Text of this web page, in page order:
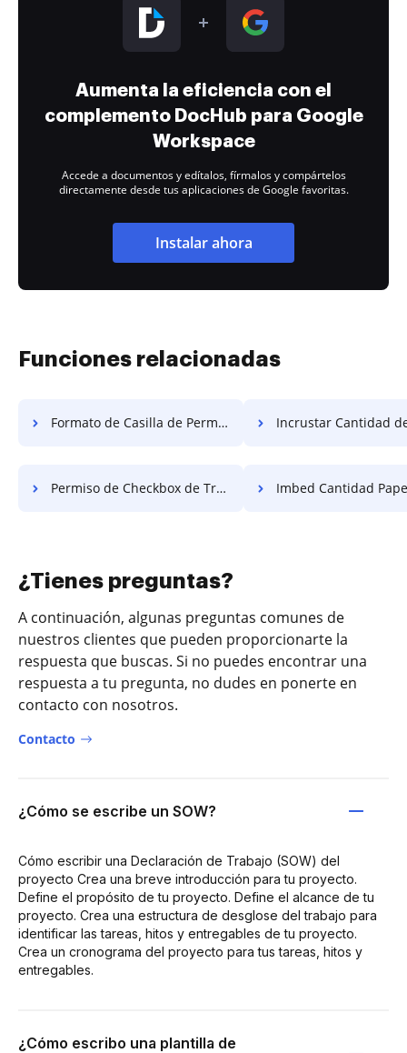
Aumenta la eficiencia con el
complemento DocHub para Google
Workspace
Accede a documentos y edítalos, fírmalos y compártelos
directamente desde tus aplicaciones de Google favoritas.
Instalar ahora
Funciones relacionadas
Formato de Casilla de Permiso Gratis Incrustar Cantidad de
Permiso de Checkbox de Trabajo Gratis Imbed Cantidad
¿Tienes preguntas?
A continuación, algunas preguntas comunes de
nuestros clientes que pueden proporcionarte la
respuesta que buscas. Si no puedes encontrar una
respuesta a tu pregunta, no dudes en ponerte en
contacto con nosotros.
Contacto
¿Cómo se escribe un SOW?
Cómo escribir una Declaración de Trabajo (SOW) del
proyecto Crea una breve introducción para tu proyecto.
Define el propósito de tu proyecto. Define el alcance de tu
proyecto. Crea una estructura de desglose del trabajo para
identificar las tareas, hitos y entregables de tu proyecto.
Crea un cronograma del proyecto para tus tareas, hitos y
entregables.
¿Cómo escribo una plantilla de